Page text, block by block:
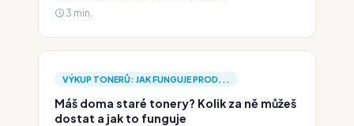
3 min.
VÝKUP TONERŮ: JAK FUNGUJE PROD...
Máš doma staré tonery? Kolik za ně můžeš
dostat a jak to funguje